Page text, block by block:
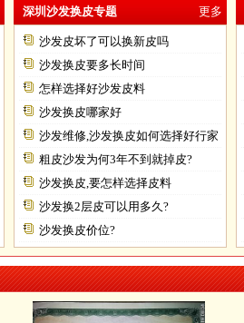
深圳沙发换皮专题 更多
沙发皮坏了可以换新皮吗
沙发换皮要多长时间
怎样选择好沙发皮料
沙发换皮哪家好
沙发维修,沙发换皮如何选择好行家
粗皮沙发为何3年不到就掉皮?
沙发换皮,要怎样选择皮料
沙发换2层皮可以用多久?
沙发换皮价位?